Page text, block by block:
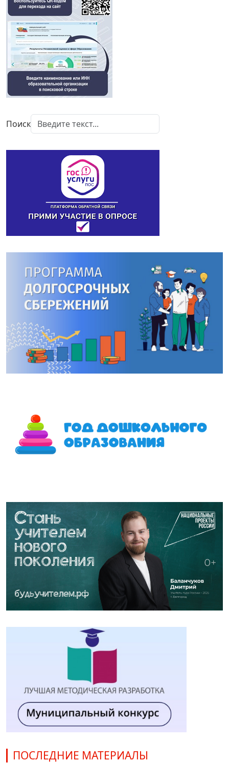
Поиск
ПОСЛЕДНИЕ МАТЕРИАЛЫ